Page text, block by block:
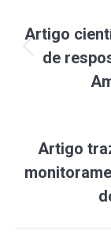
de
post:
Artigo
de
Artigo